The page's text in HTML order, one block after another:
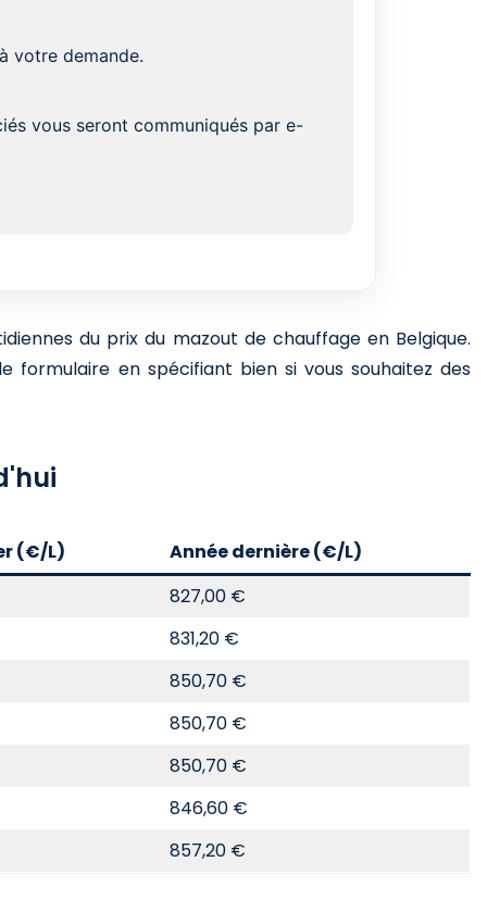
votre demande.
vous seront communiqués par e-
du prix du mazout de chauffage en Belgique.
en spécifiant bien si vous souhaitez des
(€/L)
Année dernière (€/L)
827,00 €
831,20 €
850,70 €
850,70 €
850,70 €
846,60 €
857,20 €